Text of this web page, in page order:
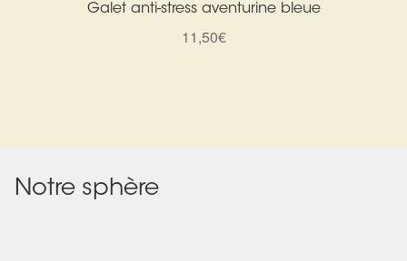
Galet anti-stress aventurine bleue
11,50€
Notre sphère